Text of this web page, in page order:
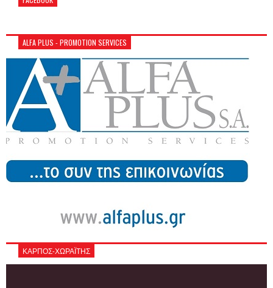
ALFA PLUS - PROMOTION SERVICES
ΚΑΡΠΟΣ-ΧΩΡΑΪΤΗΣ